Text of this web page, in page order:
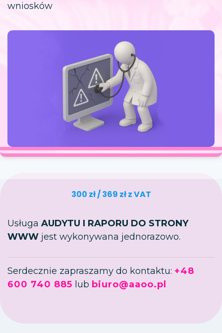
wniosków
300 zł / 369 zł z VAT
Usługa AUDYTU I RAPORU DO STRONY
WWW jest wykonywana jednorazowo.
Serdecznie zapraszamy do kontaktu: +48
600 740 885 lub biuro@aaoo.pl